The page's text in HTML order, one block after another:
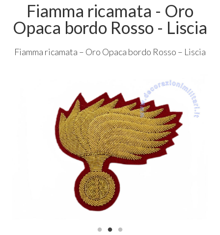
Fiamma ricamata - Oro
Opaca bordo Rosso - Liscia
Fiamma ricamata – Oro Opaca bordo Rosso – Liscia